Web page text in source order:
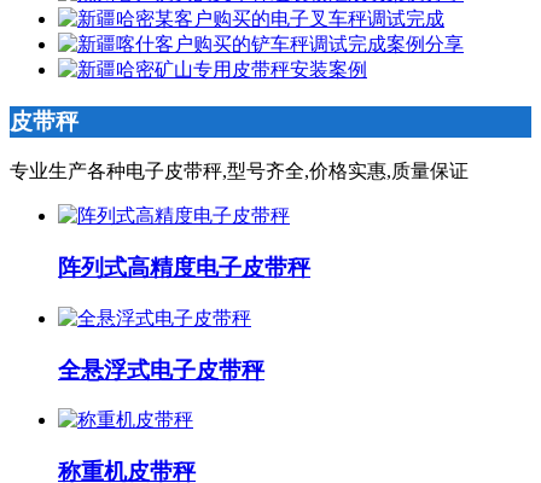
皮带秤
专业生产各种电子皮带秤,型号齐全,价格实惠,质量保证
阵列式高精度电子皮带秤
全悬浮式电子皮带秤
称重机皮带秤